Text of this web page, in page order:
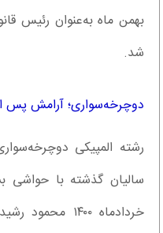
بهمن ماه به‌عنوان رئیس
شد.
دوچرخه‌سواری؛ آرامش پس از ۱۷
رشته المپیکی
سالیان گذشته با حواشی
خردادماه